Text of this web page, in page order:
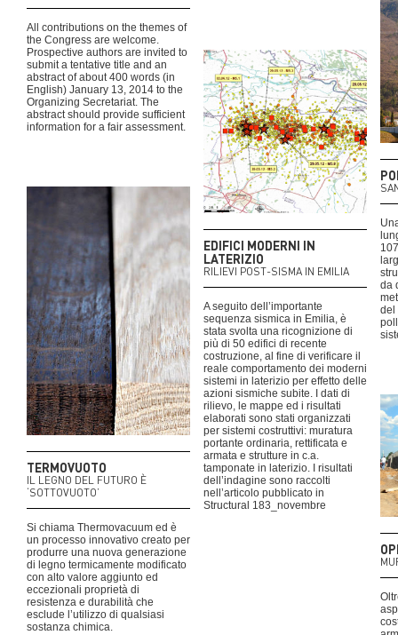
All contributions on the themes of
the Congress are welcome.
Prospective authors are invited to
submit a tentative title and an
abstract of about 400 words (in
English) January 13, 2014 to the
Organizing Secretariat. The
abstract should provide sufficient
information for a fair assessment.
da
del
EDIFICI MODERNI IN
LATERIZIO
RILIEVI POST-SISMA IN EMILIA
A seguito dell’importante
sequenza sismica in Emilia, è
stata svolta una ricognizione di
più di 50 edifici di recente
costruzione, al fine di verificare il
reale comportamento dei moderni
sistemi in laterizio per effetto delle
azioni sismiche subite. I dati di
rilievo, le mappe ed i risultati
elaborati sono stati organizzati
per sistemi costruttivi: muratura
portante ordinaria, rettificata e
armata e strutture in c.a.
tamponate in laterizio. I risultati
dell’indagine sono raccolti
nell’articolo pubblicato in
Structural 183_novembre
TERMOVUOTO
IL LEGNO DEL FUTURO È
‘SOTTOVUOTO’
Si chiama Thermovacuum ed è
un processo innovativo creato per
produrre una nuova generazione
di legno termicamente modificato
con alto valore aggiunto ed
eccezionali proprietà di
resistenza e durabilità che
esclude l’utilizzo di qualsiasi
sostanza chimica.